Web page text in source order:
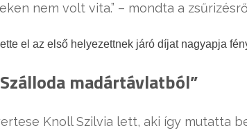
nem volt vita.” – mondta a
el az első helyezettnek járó díjat nagyapja
madártávlatból”
Knoll Szilvia lett, aki így mutatta